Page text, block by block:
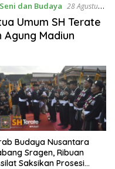
Seni dan Budaya 28 Agustus
Umum SH Terate
Madiun
Budaya Nusantara
Sragen, Ribuan
Saksikan Prosesi